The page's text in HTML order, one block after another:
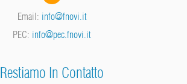
Email: info@fnovi.it
PEC: info@pec.fnovi.it
Restiamo In Contatto